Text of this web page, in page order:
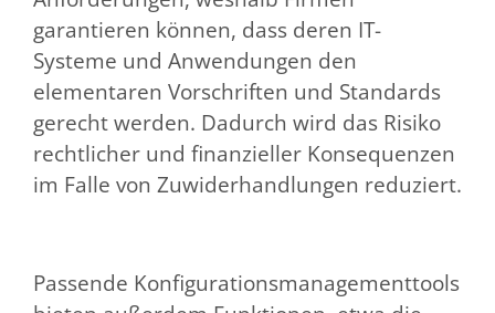
garantieren können, dass deren IT-
Systeme und Anwendungen den
elementaren Vorschriften und Standards
gerecht werden. Dadurch wird das Risiko
rechtlicher und finanzieller Konsequenzen
im Falle von Zuwiderhandlungen reduziert.
Passende Konfigurationsmanagementtools